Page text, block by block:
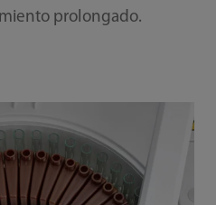
prolongado.